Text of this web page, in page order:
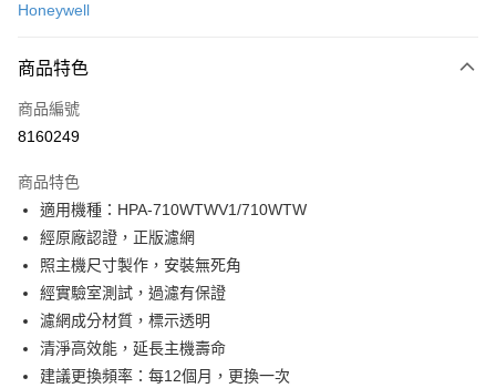
3 期 0 利率 每期
合作金庫商業銀行
上海商業儲蓄銀行
臺灣中小企業銀行
匯豐（台灣）商業銀行
華泰商業銀行
聯邦商業銀行
元大商業銀行
玉山商業銀行
台灣樂天信用卡公司
合作金庫商業銀行
上海商業儲蓄銀行
國泰世華商業銀行
兆豐國際商業銀行
匯豐（台灣）商業銀行
聯邦商業銀行
元大商業銀行
玉山商業銀行
台新國際商業銀行
即享券
LINE Pay
Apple Pay
街口支付
Google Pay
大哥付你分期
相關說明
Honeywell
商品特色
商品編號
8160249
商品特色
適用機種：HPA-710WTWV1/710WTW
經原廠認證，正版濾網
照主機尺寸製作，安裝無死角
經實驗室測試，過濾有保證
濾網成分材質，標示透明
清淨高效能，延長主機壽命
建議更換頻率：每12個月，更換一次